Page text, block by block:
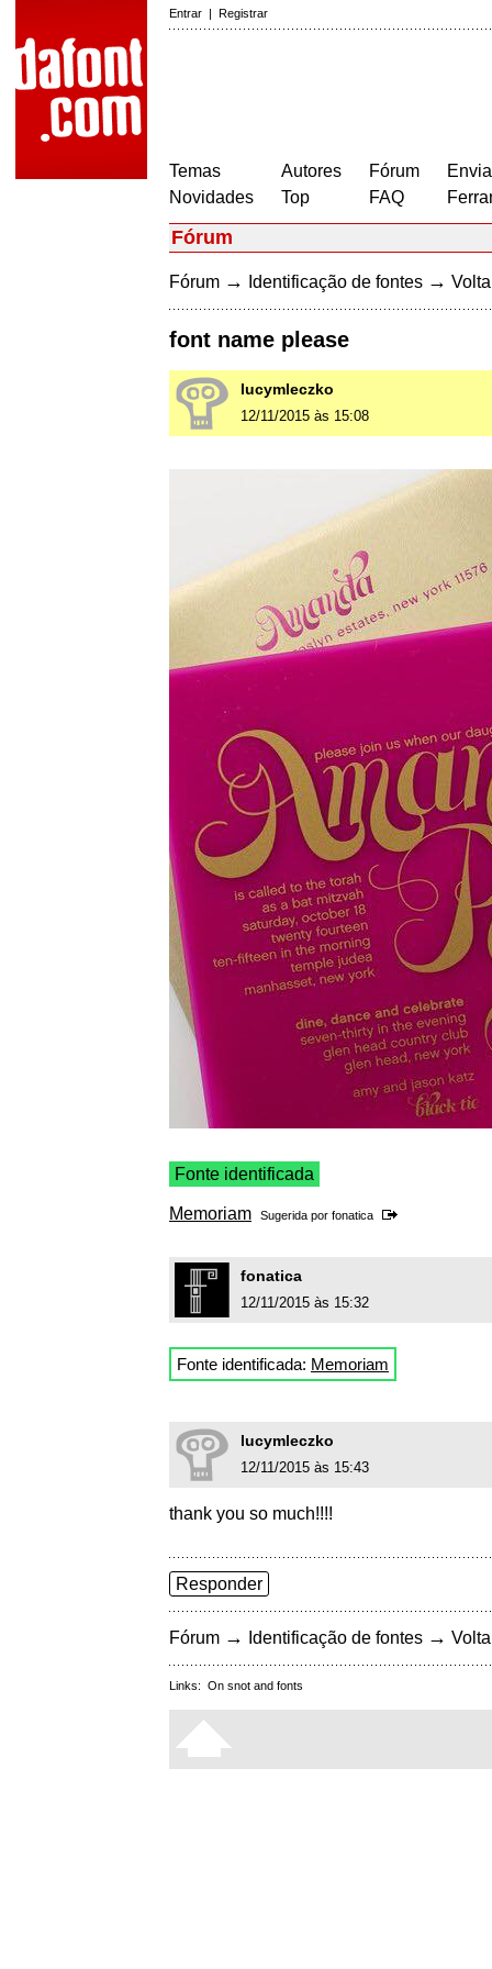
Entrar | Registrar
Temas
Novidades
Autores
Top
Fórum
FAQ
Fórum
Fórum → Identificação de fontes →
font name please
lucymleczko
12/11/2015 às 15:08
Fonte identificada
Memoriam Sugerida por fonatica
fonatica
12/11/2015 às 15:32
Fonte identificada: Memoriam
lucymleczko
12/11/2015 às 15:43
thank you so much!!!!
Responder
Fórum → Identificação de fontes →
Links: On snot and fonts